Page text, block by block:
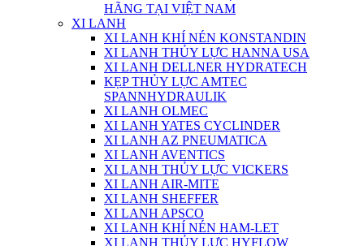
HÃNG TẠI VIỆT NAM
XI LANH
XI LANH KHÍ NÉN KONSTANDIN
XI LANH THỦY LỰC HANNA USA
XI LANH DELLNER HYDRATECH
KẸP THỦY LỰC AMTEC
SPANNHYDRAULIK
XI LANH OLMEC
XI LANH YATES CYCLINDER
XI LANH AZ PNEUMATICA
XI LANH AVENTICS
XI LANH THỦY LỰC VICKERS
XI LANH AIR-MITE
XI LANH SHEFFER
XI LANH APSCO
XI LANH KHÍ NÉN HAM-LET
XI LANH THỦY LỰC HYFLOW